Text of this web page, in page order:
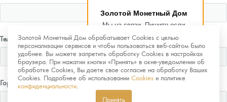
Золотой Монетный Дом
Мы на связи. Пишите если
возникнут любые вопросы.
Рады помочь.
Золотой Монетный Дом обрабатывает Cookies с целью
персонализации сервисов и чтобы пользоваться веб-сайтом было
удобнее. Вы можете запретить обработку Cookies в настройках
браузера. При нажатии кнопки «Принять» в окне-уведомлении об
обработке Cookies, Вы даете свое согласие на обработку Ваших
Cookies. Подробнее об использовании Cookies и политике
конфиденциальности
Принять
Телефон
Город